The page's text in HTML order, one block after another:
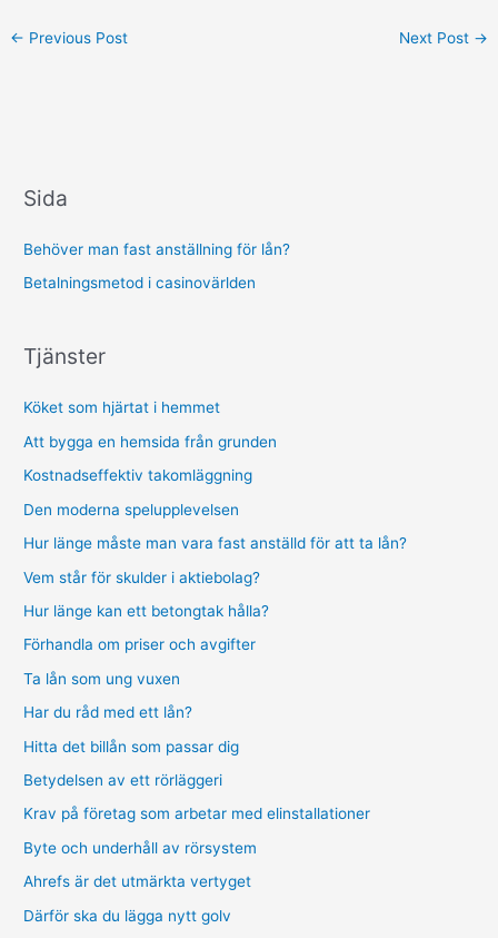
← Previous Post Next Post →
Sida
Behöver man fast anställning för lån?
Betalningsmetod i casinovärlden
Tjänster
Köket som hjärtat i hemmet
Att bygga en hemsida från grunden
Kostnadseffektiv takomläggning
Den moderna spelupplevelsen
Hur länge måste man vara fast anställd för att ta lån?
Vem står för skulder i aktiebolag?
Hur länge kan ett betongtak hålla?
Förhandla om priser och avgifter
Ta lån som ung vuxen
Har du råd med ett lån?
Hitta det billån som passar dig
Betydelsen av ett rörläggeri
Krav på företag som arbetar med elinstallationer
Byte och underhåll av rörsystem
Ahrefs är det utmärkta vertyget
Därför ska du lägga nytt golv